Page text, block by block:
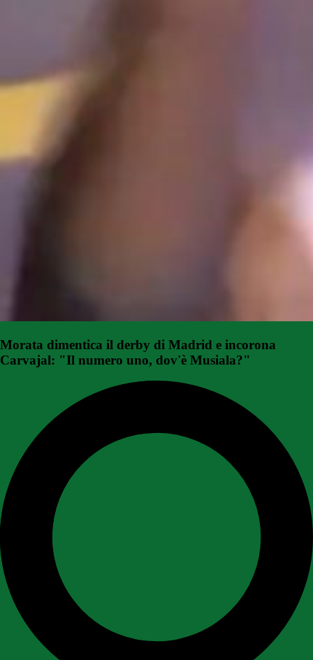
Morata dimentica il derby di Madrid e incorona
Carvajal: "Il numero uno, dov'è Musiala?"